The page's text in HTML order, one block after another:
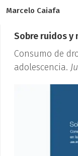
Marcelo Caiafa
Sobre ruidos y
Consumo de
adolescencia.